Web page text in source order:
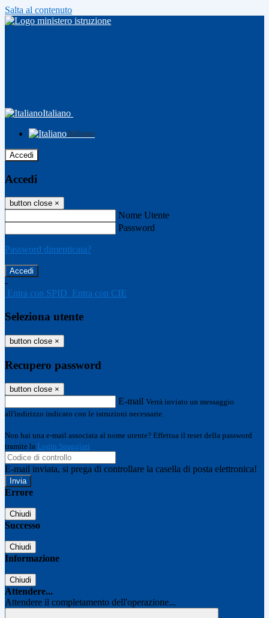
Salta al contenuto
Italiano
Italiano
Accedi
Accedi
button close ×
Nome Utente
Password
Password dimenticata?
-
Entra con SPID Entra con CIE
Seleziona utente
button close ×
Recupero password
button close ×
E-mail Verrà inviato un messaggio
all'indirizzo indicato con le istruzioni necessarie.
Non hai una e-mail associata al nome utente? Effettua il reset della password
tramite la Login Spaggiari
E-mail inviata, si prega di controllare la casella di posta elettronica!
Errore
Chiudi
Successo
Chiudi
Informazione
Chiudi
Attendere...
Attendere il completamento dell'operazione...